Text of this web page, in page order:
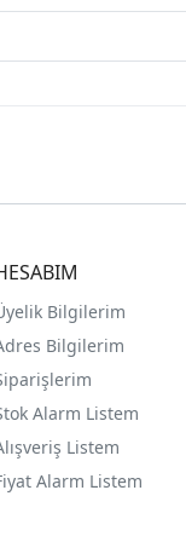
Bilgilerim
Bilgilerim
Alarm Listem
Listem
Alarm Listem